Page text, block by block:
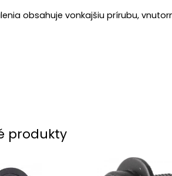
obsahuje vonkajšiu prírubu,
produkty